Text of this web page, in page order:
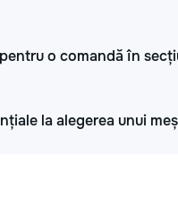
o comandă în
la alegerea unui